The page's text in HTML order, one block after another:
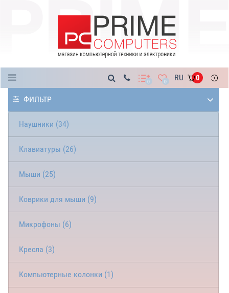
0 0 RU 0
ФИЛЬТР
Наушники (34)
Клавиатуры (26)
Мыши (25)
Коврики для мыши (9)
Микрофоны (6)
Кресла (3)
Компьютерные колонки (1)